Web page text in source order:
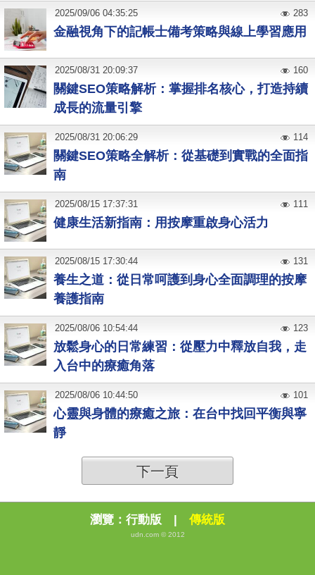
金融視角下的記帳士備考策略與線上學習應用
2025/09/06 04:35:25 283
關鍵SEO策略解析：掌握排名核心，打造持續
成長的流量引擎
2025/08/31 20:09:37 160
關鍵SEO策略全解析：從基礎到實戰的全面指
南
2025/08/31 20:06:29 114
健康生活新指南：用按摩重啟身心活力
2025/08/15 17:37:31 111
養生之道：從日常呵護到身心全面調理的按摩
養護指南
2025/08/15 17:30:44 131
放鬆身心的日常練習：從壓力中釋放自我，走
入台中的療癒角落
2025/08/06 10:54:44 123
心靈與身體的療癒之旅：在台中找回平衡與寧
靜
2025/08/06 10:44:50 101
下一頁
瀏覽： 行動版 | 傳統版
udn.com © 2012